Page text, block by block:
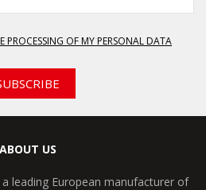
PROCESSING OF MY PERSONAL DATA
ABOUT US
leading European manufacturer of